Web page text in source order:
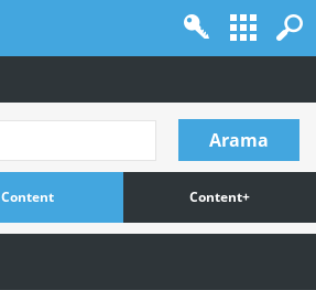
Arama
Content Content+